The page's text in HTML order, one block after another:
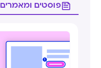
פוסטים ומאמרים